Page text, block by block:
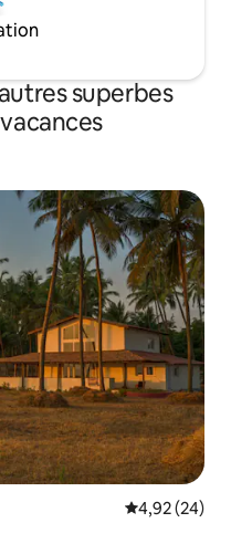
superbes
Évaluation
4,92 (24)